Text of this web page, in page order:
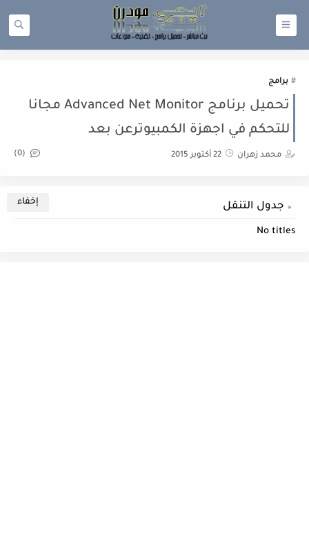
برامج
تحميل برنامج Advanced Net Monitor مجانا
للتحكم في اجهزة الكمبيوترعن بعد
محمد زهران 22 أكتوبر 2015 (0)
جدول التنقل
No titles